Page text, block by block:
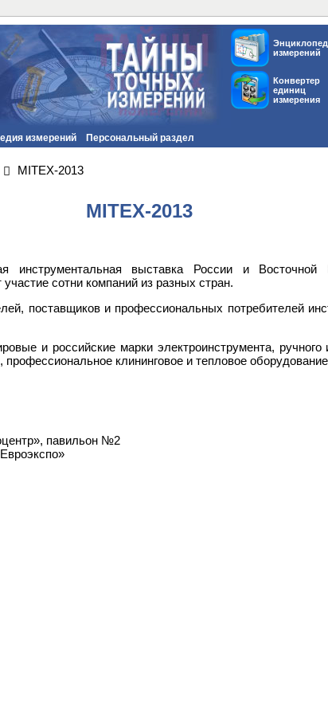
измерений
Конвертер
единиц
измерения
измерений Персональный раздел
MITEX-2013
MITEX-2013
инструментальная выставка России и
сотни компаний из разных стран.
поставщиков и профессиональных потребителей
и российские марки электроинструмента, ручного
клининговое и тепловое
павильон №2